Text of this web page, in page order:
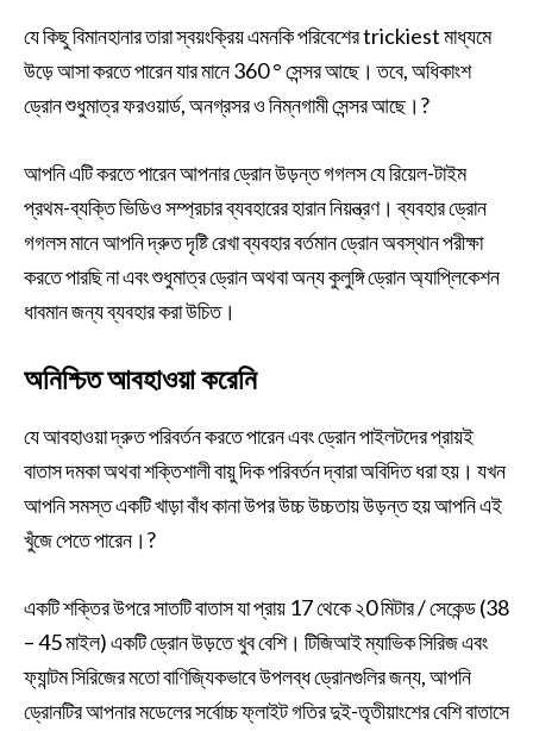
যে কিছু বিমানহানার তারা স্বয়ংক্রিয় এমনকি পরিবেশের trickiest মাধ্যমে
উড়ে আসা করতে পারেন যার মানে 360 ° সেন্সর আছে। তবে, অধিকাংশ
ড্রোন শুধুমাত্র ফরওয়ার্ড, অনগ্রসর ও নিম্নগামী সেন্সর আছে।?
আপনি এটি করতে পারেন আপনার ড্রোন উড়ন্ত গগলস যে রিয়েল-টাইম
প্রথম-ব্যক্তি ভিডিও সম্প্রচার ব্যবহারের হারান নিয়ন্ত্রণ। ব্যবহার ড্রোন
গগলস মানে আপনি দ্রুত দৃষ্টি রেখা ব্যবহার বর্তমান ড্রোন অবস্থান পরীক্ষা
করতে পারছি না এবং শুধুমাত্র ড্রোন অথবা অন্য কুলুঙ্গি ড্রোন অ্যাপ্লিকেশন
ধাবমান জন্য ব্যবহার করা উচিত।
অনিশ্চিত আবহাওয়া করেনি
যে আবহাওয়া দ্রুত পরিবর্তন করতে পারেন এবং ড্রোন পাইলটদের প্রায়ই
বাতাস দমকা অথবা শক্তিশালী বায়ু দিক পরিবর্তন দ্বারা অবিদিত ধরা হয়। যখন
আপনি সমস্ত একটি খাড়া বাঁধ কানা উপর উচ্চ উচ্চতায় উড়ন্ত হয় আপনি এই
খুঁজে পেতে পারেন।?
একটি শক্তির উপরে সাতটি বাতাস যা প্রায় 17 থেকে ২0 মিটার / সেকেন্ড (38
– 45 মাইল) একটি ড্রোন উড়তে খুব বেশি। টিজিআই ম্যাভিক সিরিজ এবং
ফ্যান্টম সিরিজের মতো বাণিজ্যিকভাবে উপলব্ধ ড্রোনগুলির জন্য, আপনি
ড্রোনটির আপনার মডেলের সর্বোচ্চ ফ্লাইট গতির দুই-তৃতীয়াংশের বেশি বাতাসে